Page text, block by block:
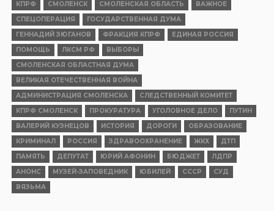
ОБЩЕСТВО
ПРАЗДНИК ДУШИ И УРОЖАЯ. Степан
Емельянов о Дне огурца в Демидове
Опубликовано30.07.2026
ПОЛИТИКА
К ГРАЖДАНАМ СТРАНЫ! Обращение
Председателя ЦК КПРФ
Опубликовано30.07.2026
КУЛЬТУРА
Из «Шуфлядки писателя»
Опубликовано29.07.2026